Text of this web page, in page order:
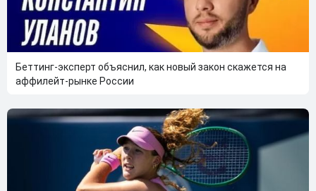
Беттинг-эксперт объяснил, как новый закон скажется на
аффилейт-рынке России